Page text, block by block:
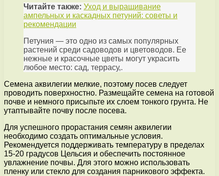
Читайте также: Уход и выращивание
ампельных и каскадных петуний: советы и
рекомендации
Петуния — это одно из самых популярных
растений среди садоводов и цветоводов. Ее
нежные и красочные цветы могут украсить
любое место: сад, террасу,.
Семена аквилегии мелкие, поэтому посев следует
проводить поверхностно. Размещайте семена на готовой
почве и немного присыпьте их слоем тонкого грунта. Не
утаптывайте почву после посева.
Для успешного прорастания семян аквилегии
необходимо создать оптимальные условия.
Рекомендуется поддерживать температуру в пределах
15-20 градусов Цельсия и обеспечить постоянное
увлажнение почвы. Для этого можно использовать
пленку или стекло для создания парникового эффекта.